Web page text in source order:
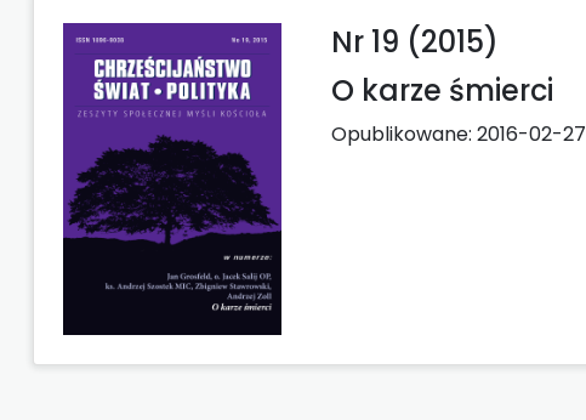
Nr 19 (2015)
O karze śmierci
Opublikowane: 2016-02-27